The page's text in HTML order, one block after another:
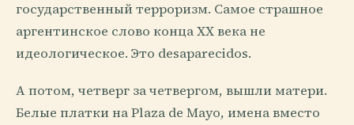
государственный терроризм. Самое страшное
аргентинское слово конца XX века не
идеологическое. Это desaparecidos.
А потом, четверг за четвергом, вышли матери.
Белые платки на Plaza de Mayo, имена вместо